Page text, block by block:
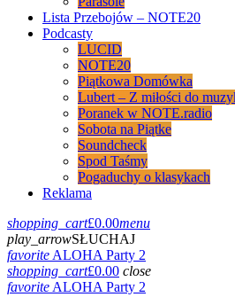
Lista Przebojów – NOTE20
Podcasty
LUCID
NOTE20
Piątkowa Domówka
Lubert – Z miłości do
Poranek w NOTE.radio
Sobota na Piątke
Soundcheck
Spod Taśmy
Pogaduchy o klasykach
Reklama
shopping_cart£0.00menu
play_arrowSŁUCHAJ
favoriteALOHA Party 2
shopping_cart£0.00 close
favoriteALOHA Party 2